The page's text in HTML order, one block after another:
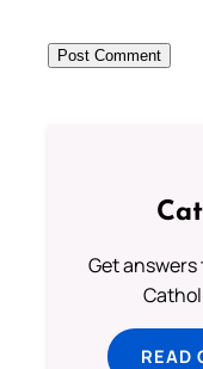
Get
READ